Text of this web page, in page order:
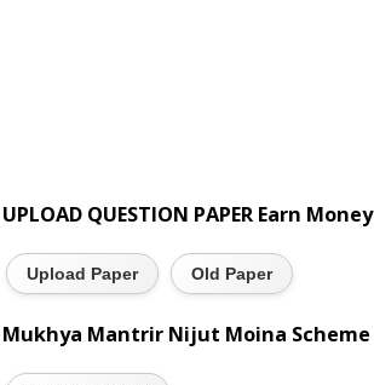
UPLOAD QUESTION PAPER Earn Money
Upload Paper Old Paper
Mukhya Mantrir Nijut Moina Scheme